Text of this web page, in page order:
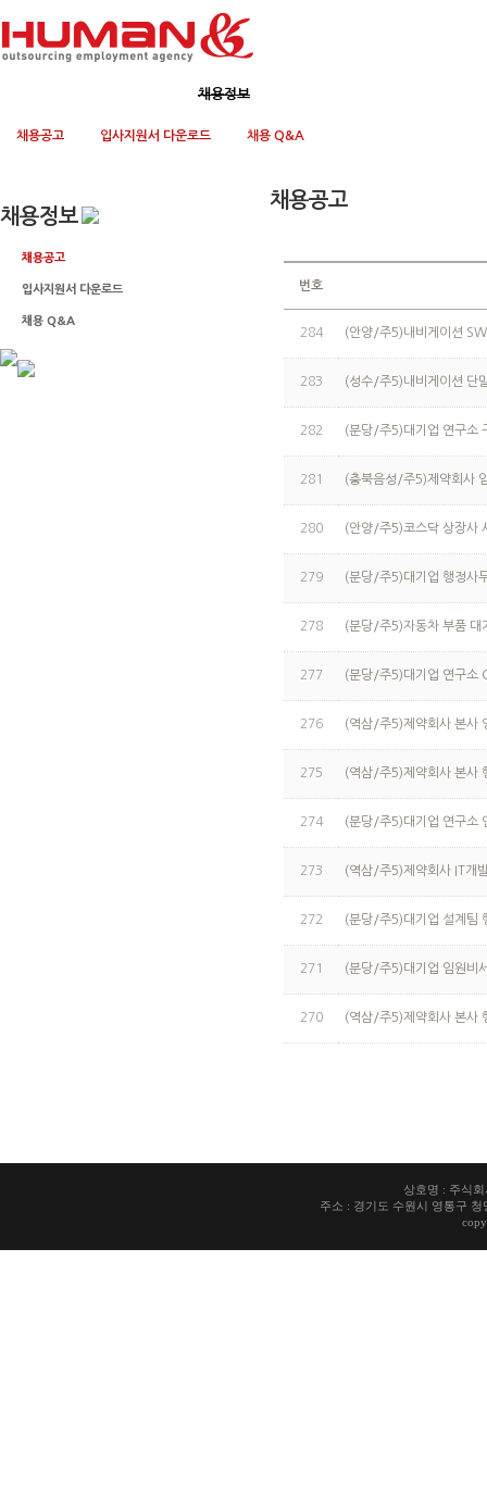
채용정보
채용공고 입사지원서 다운로드 채용 Q&A
채용정보
채용공고
입사지원서 다운로드
채용 Q&A
채용공고
번호
284 (안양/주5)내비게이션
283 (성수/주5)내비게이션 단
282 (분당/주5)대기업 연구소
281 (충북음성/주5)제약회사
280 (안양/주5)코스닥 상장사
279 (분당/주5)대기업 행정사
278 (분당/주5)자동차 부품 대
277 (분당/주5)대기업 연구소
276 (역삼/주5)제약회사 본사
275 (역삼/주5)제약회사 본사
274 (분당/주5)대기업 연구
273 (역삼/주5)제약회사 IT개
272 (분당/주5)대기업 설계팀
271 (분당/주5)대기업 임원비
270 (역삼/주5)제약회사 본사
상호명 : 주식
주소 : 경기도 수원시 영통구